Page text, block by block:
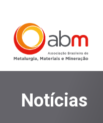
Notícias